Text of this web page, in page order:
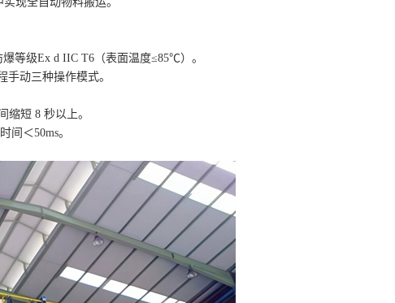
等级Ex d IIC T6（表面温度≤85℃）。
动三种操作模式。
缩短 8 秒以上。
间＜50ms。